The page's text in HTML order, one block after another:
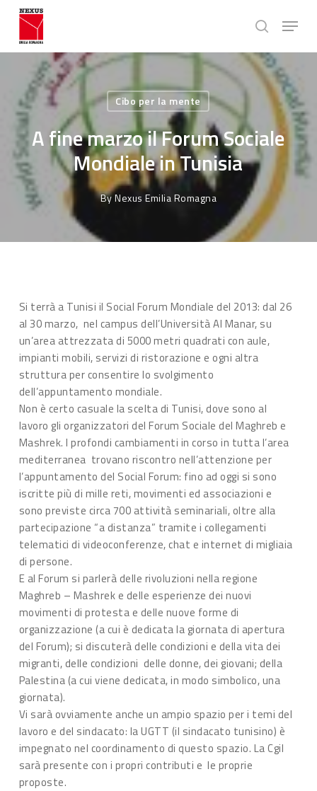
Skip
main
search
Menu
Cibo per la mente
A fine marzo il Forum Sociale
Mondiale in Tunisia
ByNexus Emilia Romagna
Si terrà a Tunisi il Social Forum Mondiale del 2013: dal 26
al 30 marzo, nel campus dell’Università Al Manar, su
un’area attrezzata di 5000 metri quadrati con aule,
impianti mobili, servizi di ristorazione e ogni altra
struttura per consentire lo svolgimento
dell’appuntamento mondiale.
Non è certo casuale la scelta di Tunisi, dove sono al
lavoro gli organizzatori del Forum Sociale del Maghreb e
Mashrek. I profondi cambiamenti in corso in tutta l’area
mediterranea trovano riscontro nell’attenzione per
l’appuntamento del Social Forum: fino ad oggi si sono
iscritte più di mille reti, movimenti ed associazioni e
sono previste circa 700 attività seminariali, oltre alla
partecipazione “a distanza” tramite i collegamenti
telematici di videoconferenze, chat e internet di migliaia
di persone.
E al Forum si parlerà delle rivoluzioni nella regione
Maghreb – Mashrek e delle esperienze dei nuovi
movimenti di protesta e delle nuove forme di
organizzazione (a cui è dedicata la giornata di apertura
del Forum); si discuterà delle condizioni e della vita dei
migranti, delle condizioni delle donne, dei giovani; della
Palestina (a cui viene dedicata, in modo simbolico, una
giornata).
Vi sarà ovviamente anche un ampio spazio per i temi del
lavoro e del sindacato: la UGTT (il sindacato tunisino) è
impegnato nel coordinamento di questo spazio. La Cgil
sarà presente con i propri contributi e le proprie
proposte.